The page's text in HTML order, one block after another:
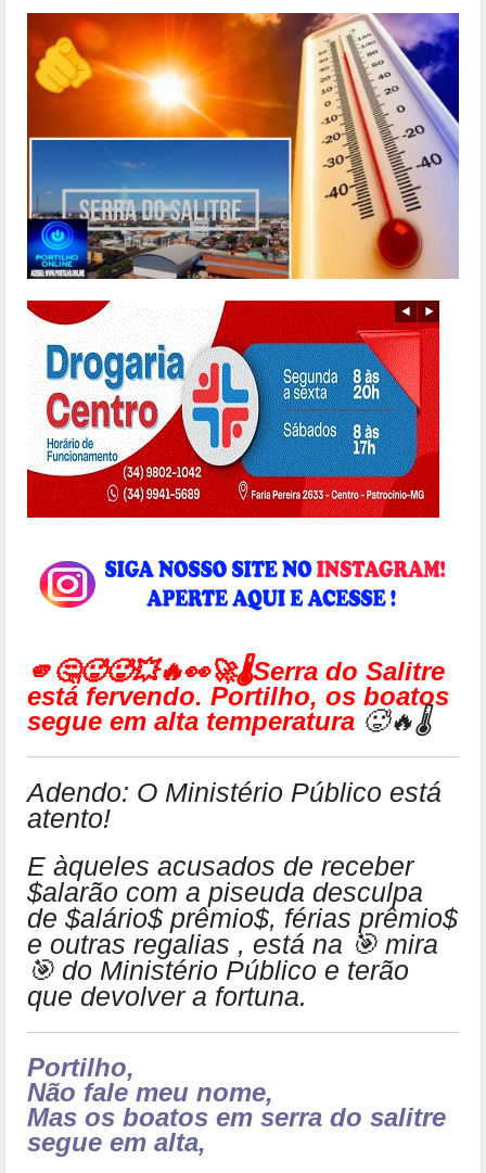
🫵🤔🥵🥵💥🔥👀🚀🌡Serra do Salitre
está fervendo. Portilho, os boatos
segue em alta temperatura 🥵🔥🌡
Adendo: O Ministério Público está
atento!
E àqueles acusados de receber
$alarão com a piseuda desculpa
de $alário$ prêmio$, férias prêmio$
e outras regalias , está na 🎯 mira
🎯 do Ministério Público e terão
que devolver a fortuna.
Portilho,
Não fale meu nome,
Mas os boatos em serra do salitre
segue em alta,